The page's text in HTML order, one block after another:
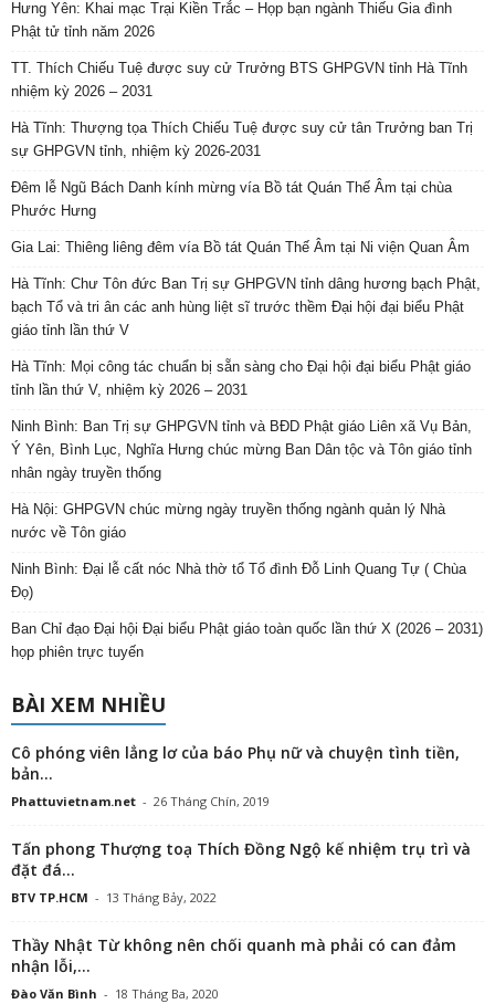
Hưng Yên: Khai mạc Trại Kiền Trắc – Họp bạn ngành Thiếu Gia đình
Phật tử tỉnh năm 2026
TT. Thích Chiếu Tuệ được suy cử Trưởng BTS GHPGVN tỉnh Hà Tĩnh
nhiệm kỳ 2026 – 2031
Hà Tĩnh: Thượng tọa Thích Chiếu Tuệ được suy cử tân Trưởng ban Trị
sự GHPGVN tỉnh, nhiệm kỳ 2026-2031
Đêm lễ Ngũ Bách Danh kính mừng vía Bồ tát Quán Thế Âm tại chùa
Phước Hưng
Gia Lai: Thiêng liêng đêm vía Bồ tát Quán Thế Âm tại Ni viện Quan Âm
Hà Tĩnh: Chư Tôn đức Ban Trị sự GHPGVN tỉnh dâng hương bạch Phật,
bạch Tổ và tri ân các anh hùng liệt sĩ trước thềm Đại hội đại biểu Phật
giáo tỉnh lần thứ V
Hà Tĩnh: Mọi công tác chuẩn bị sẵn sàng cho Đại hội đại biểu Phật giáo
tỉnh lần thứ V, nhiệm kỳ 2026 – 2031
Ninh Bình: Ban Trị sự GHPGVN tỉnh và BĐD Phật giáo Liên xã Vụ Bản,
Ý Yên, Bình Lục, Nghĩa Hưng chúc mừng Ban Dân tộc và Tôn giáo tỉnh
nhân ngày truyền thống
Hà Nội: GHPGVN chúc mừng ngày truyền thống ngành quản lý Nhà
nước về Tôn giáo
Ninh Bình: Đại lễ cất nóc Nhà thờ tổ Tổ đình Đỗ Linh Quang Tự ( Chùa
Đọ)
Ban Chỉ đạo Đại hội Đại biểu Phật giáo toàn quốc lần thứ X (2026 – 2031)
họp phiên trực tuyến
BÀI XEM NHIỀU
Cô phóng viên lẳng lơ của báo Phụ nữ và chuyện tình tiền,
bản...
Phattuvietnam.net - 26 Tháng Chín, 2019
Tấn phong Thượng toạ Thích Đồng Ngộ kế nhiệm trụ trì và
đặt đá...
BTV TP.HCM - 13 Tháng Bảy, 2022
Thầy Nhật Từ không nên chối quanh mà phải có can đảm
nhận lỗi,...
Đào Văn Bình - 18 Tháng Ba, 2020